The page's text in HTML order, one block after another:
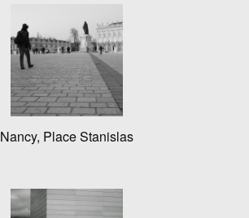
Nancy, Place Stanislas